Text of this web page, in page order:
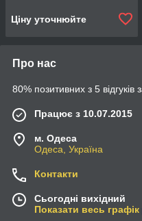
Ціну уточнюйте
Про нас
80% позитивних з 5 відгуків
Працює з 10.07.2015
м. Одеса
Одеса, Україна
Контакти
Сьогодні вихідний
Показати весь